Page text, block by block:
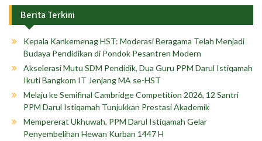
Berita Terkini
Kepala Kankemenag HST: Moderasi Beragama Telah Menjadi
Budaya Pendidikan di Pondok Pesantren Modern
Akselerasi Mutu SDM Pendidik, Dua Guru PPM Darul Istiqamah
Ikuti Bangkom IT Jenjang MA se-HST
Melaju ke Semifinal Cambridge Competition 2026, 12 Santri
PPM Darul Istiqamah Tunjukkan Prestasi Akademik
Mempererat Ukhuwah, PPM Darul Istiqamah Gelar
Penyembelihan Hewan Kurban 1447 H